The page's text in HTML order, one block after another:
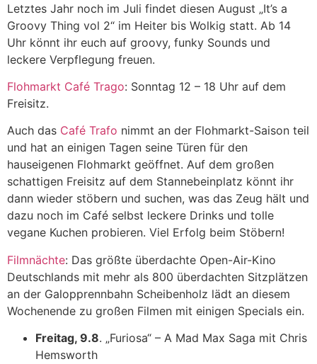
Letztes Jahr noch im Juli findet diesen August „It’s a
Groovy Thing vol 2“ im Heiter bis Wolkig statt. Ab 14
Uhr könnt ihr euch auf groovy, funky Sounds und
leckere Verpflegung freuen.
Flohmarkt Café Trago: Sonntag 12 – 18 Uhr auf dem
Freisitz.
Auch das Café Trafo nimmt an der Flohmarkt-Saison teil
und hat an einigen Tagen seine Türen für den
hauseigenen Flohmarkt geöffnet. Auf dem großen
schattigen Freisitz auf dem Stannebeinplatz könnt ihr
dann wieder stöbern und suchen, was das Zeug hält und
dazu noch im Café selbst leckere Drinks und tolle
vegane Kuchen probieren. Viel Erfolg beim Stöbern!
Filmnächte: Das größte überdachte Open-Air-Kino
Deutschlands mit mehr als 800 überdachten Sitzplätzen
an der Galopprennbahn Scheibenholz lädt an diesem
Wochenende zu großen Filmen mit einigen Specials ein.
Freitag, 9.8. „Furiosa“ – A Mad Max Saga mit Chris
Hemsworth